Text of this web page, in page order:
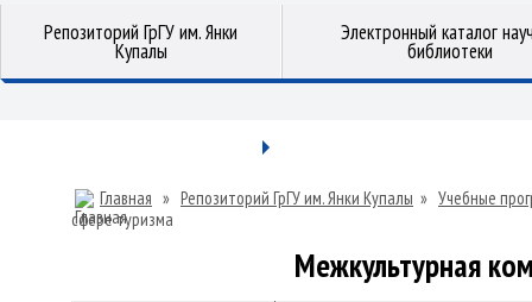
Репозиторий ГрГУ им. Янки
Купалы
Электронный каталог
библиотеки
Главная » Репозиторий ГрГУ им. Янки Купалы » Учебные
сфере туризма
Межкультурная